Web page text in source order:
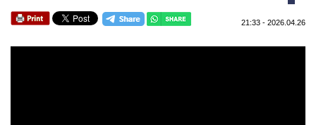
2026.04.26
-
21:33